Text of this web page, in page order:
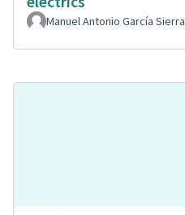
Manuel Antonio García Sierra